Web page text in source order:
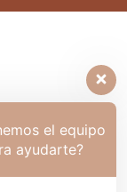
el equipo
ayudarte?